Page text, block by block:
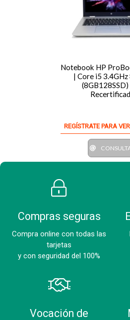
Notebook HP
| Core i5 3.4GHz
REGÍSTRATE PARA
Compras seguras
Compra online con todas las
tarjetas
y con seguridad del 100%
Vocación de